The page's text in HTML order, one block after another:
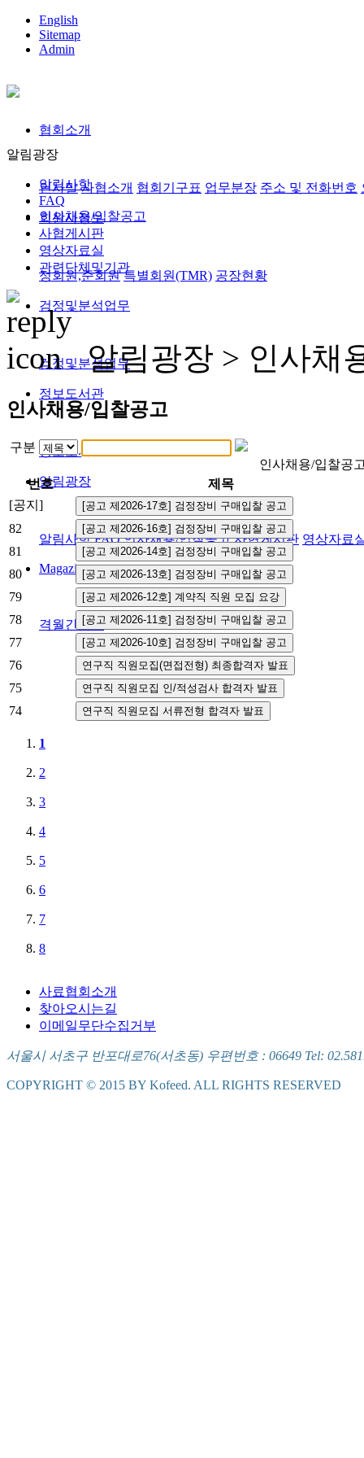
English
Sitemap
Admin
협회소개
인사말 사협소개 협회기구표 업무분장 주소 및 전화번호
회원사정보
정회원,준회원 특별회원(TMR) 공장현황
검정및분석업무
검정및분석업무
정보도서관
정보도서관
알림광장
알림사항 FAQ 인사채용/입찰공고 사협게시판 영상자료
Magazine
격월간사료
알림광장
알림사항
FAQ
인사채용/입찰공고
사협게시판
영상자료실
관련단체및기관
알림광장 > 인사채
인사채용/입찰공고
구분
인사채용/입찰공
번호
제목
[공지]
82
81
80
79
78
77
76
75
74
1
2
3
4
5
6
7
8
사료협회소개
찾아오시는길
이메일무단수집거부
서울시 서초구 반포대로76(서초동) 우편번호 : 06649 Tel:
COPYRIGHT © 2015 BY Kofeed. ALL RIGHTS RESERVED